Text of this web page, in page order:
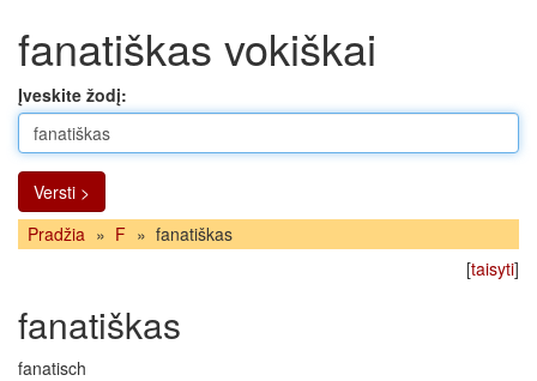
fanatiškas vokiškai
Įveskite žodį:
Versti >
Pradžia » F » fanatiškas
[taisyti]
fanatiškas
fanatisch